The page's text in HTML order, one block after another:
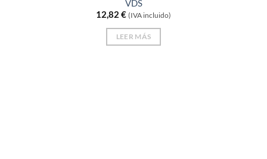
VDS
12,82 € (IVA incluido)
LEER MÁS